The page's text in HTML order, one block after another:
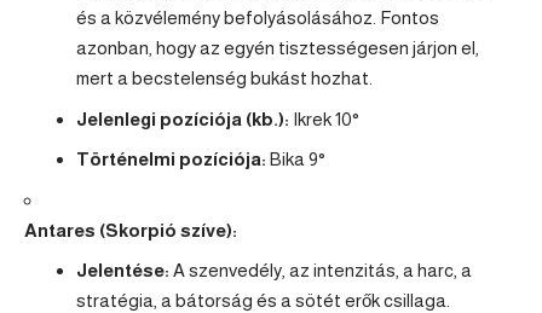
és a közvélemény befolyásolásához. Fontos
azonban, hogy az egyén tisztességesen járjon el,
mert a becstelenség bukást hozhat.
Jelenlegi pozíciója (kb.): Ikrek10°
Történelmi pozíciója: Bika 9°
Antares (Skorpió szíve):
Jelentése: A szenvedély, az intenzitás, a harc, a
stratégia, a bátorság és a sötét erők csillaga.